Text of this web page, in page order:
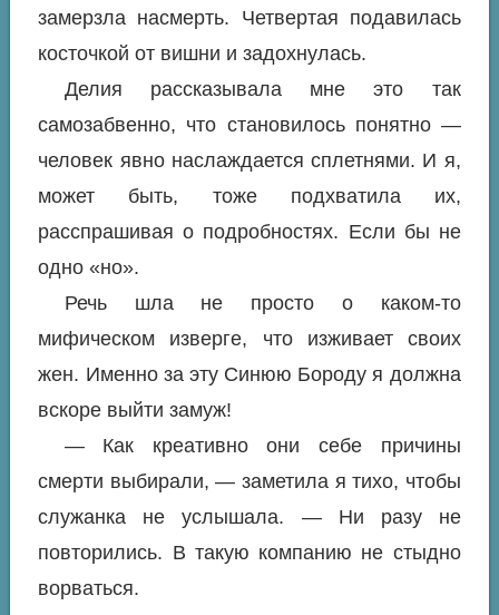
замерзла насмерть. Четвертая подавилась
косточкой от вишни и задохнулась.
Делия рассказывала мне это так
самозабвенно, что становилось понятно —
человек явно наслаждается сплетнями. И я,
может быть, тоже подхватила их,
расспрашивая о подробностях. Если бы не
одно «но».
Речь шла не просто о каком-то
мифическом изверге, что изживает своих
жен. Именно за эту Синюю Бороду я должна
вскоре выйти замуж!
— Как креативно они себе причины
смерти выбирали, — заметила я тихо, чтобы
служанка не услышала. — Ни разу не
повторились. В такую компанию не стыдно
ворваться.